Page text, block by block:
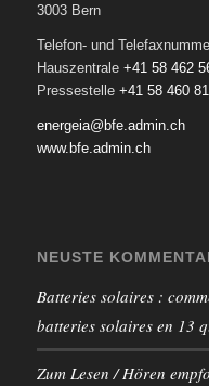
3003 Bern
Telefon- und
Hauszentrale +41 58 462
Pressestelle +41 58 460
energeia@bfe.admin.ch
www.bfe.admin.ch
NEUSTE
Batteries solaires :
batteries solaires en 13
Zum Lesen / Hören